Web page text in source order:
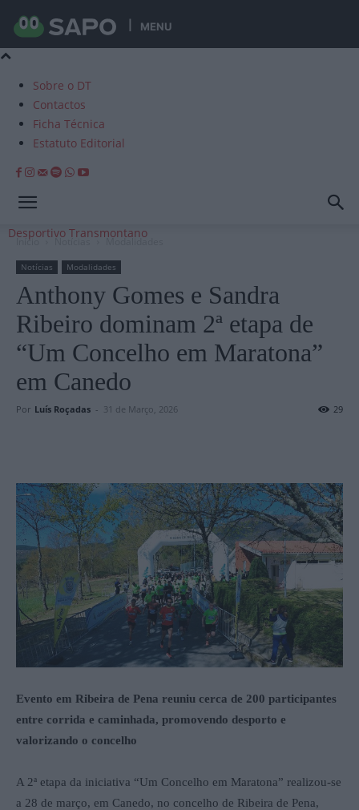
MENU
Sobre o DT
Contactos
Ficha Técnica
Estatuto Editorial
Desportivo Transmontano
Início Notícias Modalidades
Notícias Modalidades
Anthony Gomes e Sandra
Ribeiro dominam 2ª etapa de
“Um Concelho em Maratona”
em Canedo
Por Luís Roçadas - 31 de Março, 2026 29
Evento em Ribeira de Pena reuniu cerca de 200 participantes
entre corrida e caminhada, promovendo desporto e
valorizando o concelho
A 2ª etapa da iniciativa “Um Concelho em Maratona” realizou-se
a 28 de março, em Canedo, no concelho de Ribeira de Pena,